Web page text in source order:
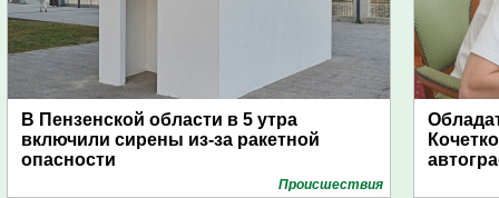
В Пензенской области в 5 утра
включили сирены из-за ракетной
опасности
Проиcшествия